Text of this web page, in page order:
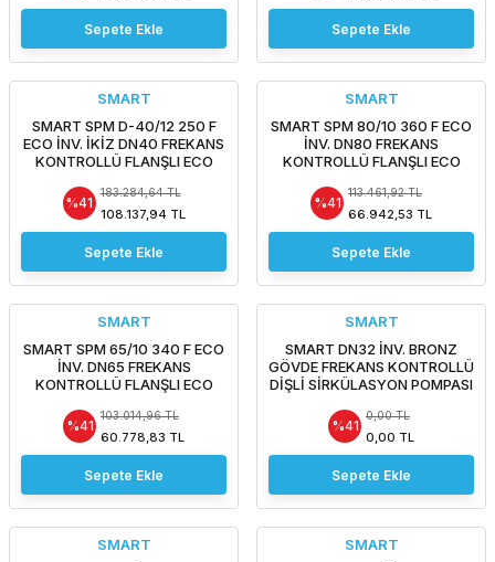
Sepete Ekle Sepete Ekle
SMART
SMART SPM D-40/12 250 F
ECO İNV. İKİZ DN40 FREKANS
KONTROLLÜ FLANŞLI ECO
POMPASI
%41
183.284,64 TL
108.137,94 TL
Sepete Ekle
SMART
SMART SPM 80/10 360 F ECO
İNV. DN80 FREKANS
KONTROLLÜ FLANŞLI ECO
POMPASI
%41
113.461,92 TL
66.942,53 TL
Sepete Ekle
SMART
SMART SPM 65/10 340 F ECO
İNV. DN65 FREKANS
KONTROLLÜ FLANŞLI ECO
POMPASI
%41
103.014,96 TL
60.778,83 TL
Sepete Ekle
SMART
SMART DN32 İNV. BRONZ
GÖVDE FREKANS KONTROLLÜ
DİŞLİ SİRKÜLASYON POMPASI
arayınız.
%41
0,00 TL
0,00 TL
Sepete Ekle
SMART
SMART